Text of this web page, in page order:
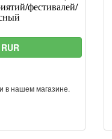
фестивалей/
в нашем магазине.